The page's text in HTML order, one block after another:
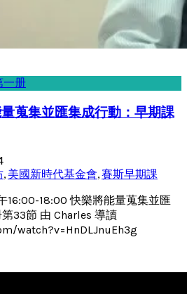
一册
蒐集並匯集成行動：早期課
, 美國新時代基金會,賽斯早期課
16:00-18:00 快樂將能量蒐集並匯
33節 由 Charles 導讀
watch?v=HnDLJnuEh3g